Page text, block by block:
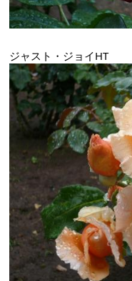
ジャスト・ジョイHT